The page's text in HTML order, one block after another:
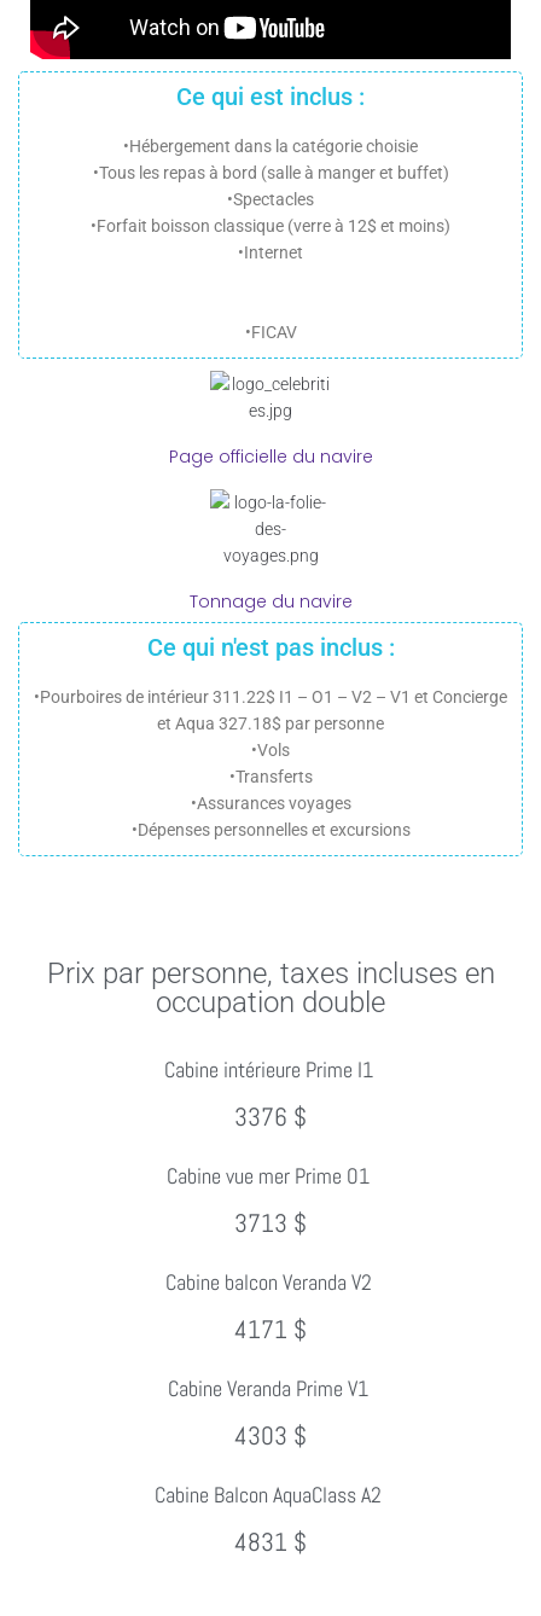
Ce qui est inclus :
•Hébergement dans la catégorie choisie
•Tous les repas à bord (salle à manger et buffet)
•Spectacles
•Forfait boisson classique (verre à 12$ et moins)
•Internet
•FICAV
Page officielle du navire
Tonnage du navire
Ce qui n'est pas inclus :
•Pourboires de intérieur 311.22$ I1 – O1 – V2 – V1 et Concierge
et Aqua 327.18$ par personne
•Vols
•Transferts
•Assurances voyages
•Dépenses personnelles et excursions
Prix par personne, taxes incluses en
occupation double
Cabine intérieure Prime I1
3376 $
Cabine vue mer Prime O1
3713 $
Cabine balcon Veranda V2
4171 $
Cabine Veranda Prime V1
4303 $
Cabine Balcon AquaClass A2
4831 $